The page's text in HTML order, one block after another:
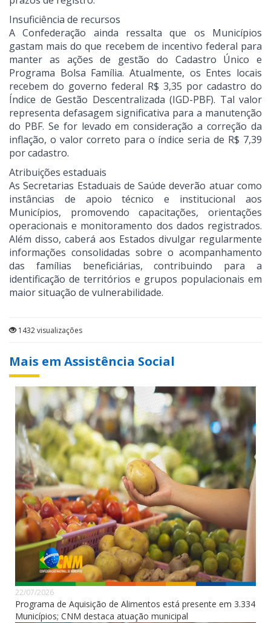
Insuficiência de recursos
A Confederação ainda ressalta que os Municípios
gastam mais do que recebem de incentivo federal para
manter as ações de gestão do Cadastro Único e
Programa Bolsa Família. Atualmente, os Entes locais
recebem do governo federal R$ 3,35 por cadastro do
Índice de Gestão Descentralizada (IGD-PBF). Tal valor
representa defasagem significativa para a manutenção
do PBF. Se for levado em consideração a correção da
inflação, o valor correto para o índice seria de R$ 7,39
por cadastro.
Atribuições estaduais
As Secretarias Estaduais de Saúde deverão atuar como
instâncias de apoio técnico e institucional aos
Municípios, promovendo capacitações, orientações
operacionais e monitoramento dos dados registrados.
Além disso, caberá aos Estados divulgar regularmente
informações consolidadas sobre o acompanhamento
das famílias beneficiárias, contribuindo para a
identificação de territórios e grupos populacionais em
maior situação de vulnerabilidade.
1432 visualizações
Mais em Assistência Social
22/07/2026
Programa de Aquisição de Alimentos está presente em 3.334
Municípios; CNM destaca atuação municipal